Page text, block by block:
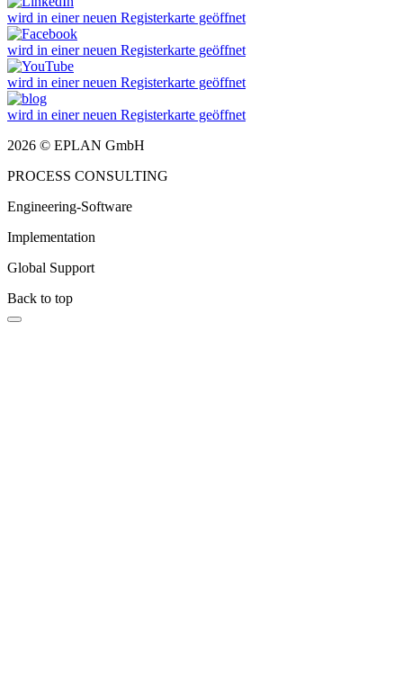
wird in einer neuen Registerkarte geöffnet
wird in einer neuen Registerkarte geöffnet
wird in einer neuen Registerkarte geöffnet
wird in einer neuen Registerkarte geöffnet
2026 © EPLAN GmbH
PROCESS CONSULTING
Engineering-Software
Implementation
Global Support
Back to top